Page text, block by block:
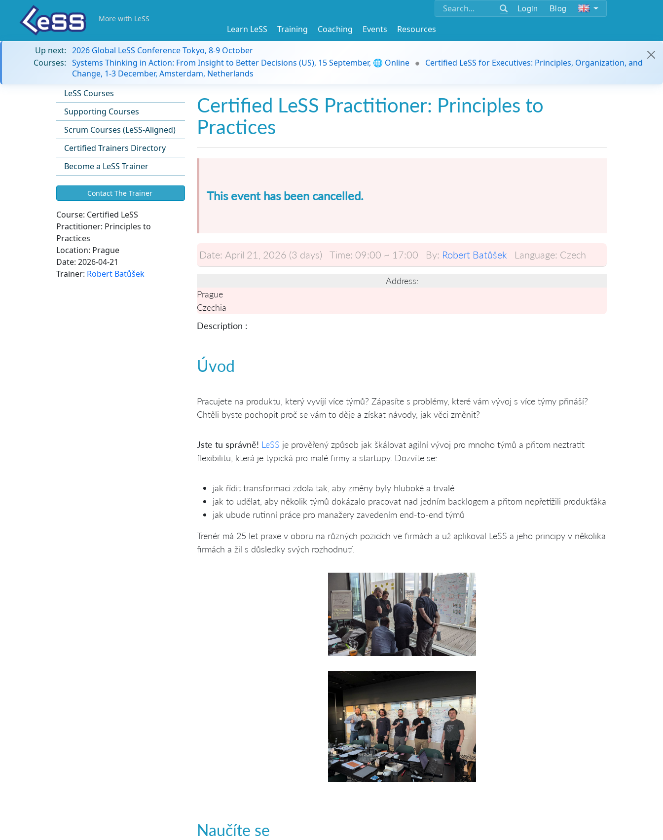
Login Blog
More with LeSS
Learn LeSS Training Coaching Events
Resources
Up next: 2026 Global LeSS Conference Tokyo, 8-9 October
Courses: Systems Thinking in Action: From Insight to Better Decisions (US), 15 September, 🌐 Online
Certified LeSS for Executives: Principles, Organization, and
Change, 1-3 December, Amsterdam, Netherlands
LeSS Courses
Supporting Courses
Scrum Courses (LeSS-Aligned)
Certified Trainers Directory
Become a LeSS Trainer
Contact The Trainer
Course: Certified LeSS
Practitioner: Principles to
Practices
Location: Prague
Date: 2026-04-21
Trainer: Robert Batůšek
Certified LeSS Practitioner: Principles to
Practices
This event has been cancelled.
Date: April 21, 2026 (3 days) Time: 09:00 ~ 17:00 By: Robert Batůšek Language: Czech
Address:
Prague
Czechia
Description :
Úvod
Pracujete na produktu, který vyvíjí více týmů? Zápasíte s problémy, které vám vývoj s více týmy přináší?
Chtěli byste pochopit proč se vám to děje a získat návody, jak věci změnit?
Jste tu správně! LeSS je prověřený způsob jak škálovat agilní vývoj pro mnoho týmů a přitom neztratit
flexibilitu, která je typická pro malé firmy a startupy. Dozvíte se:
jak řídit transformaci zdola tak, aby změny byly hluboké a trvalé
jak to udělat, aby několik týmů dokázalo pracovat nad jedním backlogem a přitom nepřetížili produkťáka
jak ubude rutinní práce pro manažery zavedením end-to-end týmů
Trenér má 25 let praxe v oboru na různých pozicích ve firmách a už aplikoval LeSS a jeho principy v několika
firmách a žil s důsledky svých rozhodnutí.
Naučíte se